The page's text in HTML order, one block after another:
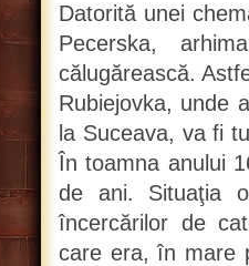
Datorită unei
Pecerska,
călugărească.
Rubiejovka, unde
la Suceava, va fi
În toamna anului
de ani. Situaţia
încercărilor de
care era, în mare